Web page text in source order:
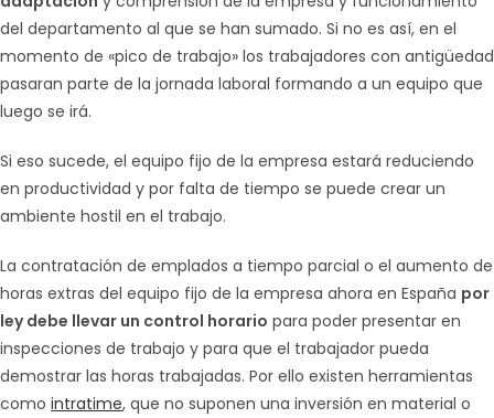
del departamento al que se han sumado. Si no es así, en el
momento de «pico de trabajo» los trabajadores con antigüedad
pasaran parte de la jornada laboral formando a un equipo que
luego se irá.
Si eso sucede, el equipo fijo de la empresa estará reduciendo
en productividad y por falta de tiempo se puede crear un
ambiente hostil en el trabajo.
La contratación de emplados a tiempo parcial o el aumento de
horas extras del equipo fijo de la empresa ahora en España por
ley debe llevar un control horario para poder presentar en
inspecciones de trabajo y para que el trabajador pueda
demostrar las horas trabajadas. Por ello existen herramientas
como intratime, que no suponen una inversión en material o